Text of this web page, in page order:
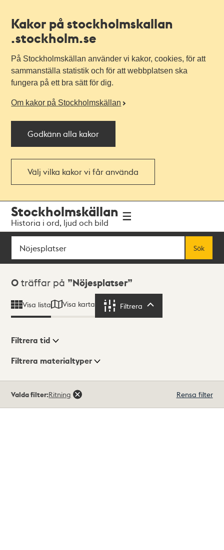
Kakor på stockholmskallan
.stockholm.se
På Stockholmskällan använder vi kakor, cookies, för att
sammanställa statistik och för att webbplatsen ska
fungera på ett bra sätt för dig.
Om kakor på Stockholmskällan
Godkänn alla kakor
Välj vilka kakor vi får använda
navigationen
huvudinnehållet
Stockholmskällan
Historia i ord, ljud och bild
Sök
Sök
Sökresultat
0 träffar på Nöjesplatser
Visa lista Visa karta Filtrera
Visningsläge
Filtrera tid
Filtrera materialtyper
träffar
Valda filter:Ritning Rensa filter